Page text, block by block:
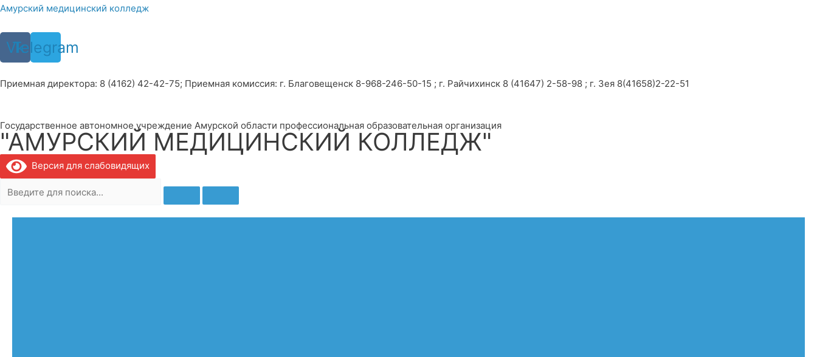
Перейти
содержимому
Амурский медицинский колледж
Vk
Telegram
Приемная директора: 8 (4162) 42-42-75; Приемная комиссия: г. Благовещенск 8-968-246-50-15 ; г. Райчихинск 8 (41647) 2-58-98 ; г. Зея 8(41658)2-22-51
Государственное автономное учреждение Амурской области профессиональная образовательная организация
"АМУРСКИЙ МЕДИЦИНСКИЙ КОЛЛЕДЖ"
Версия для слабовидящих